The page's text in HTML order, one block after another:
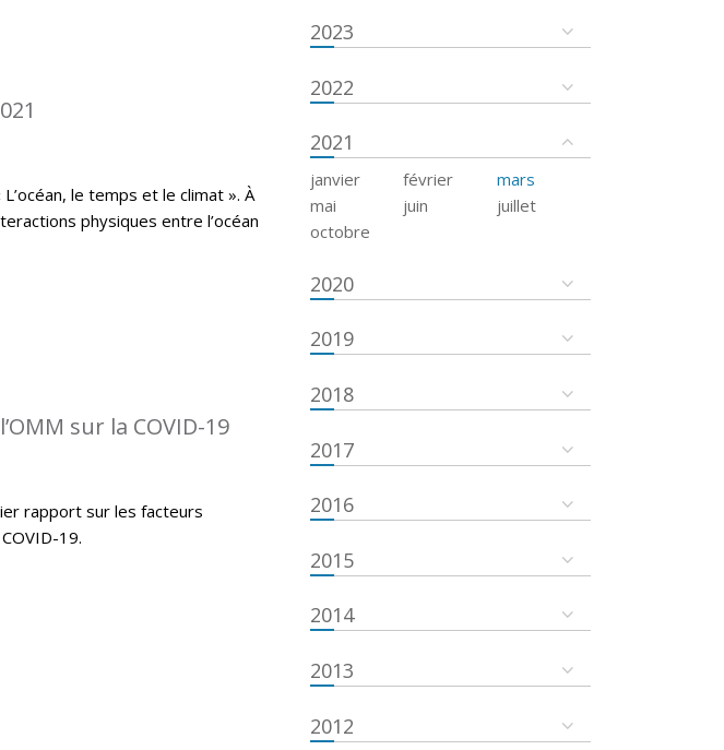
le temps et le climat ». À
physiques entre l’océan
sur la COVID-19
rapport sur les facteurs
19.
2023
2022
2021
janvier février
mars
mai
juin
juillet
octobre
2020
2019
2018
2017
2016
2015
2014
2013
2012